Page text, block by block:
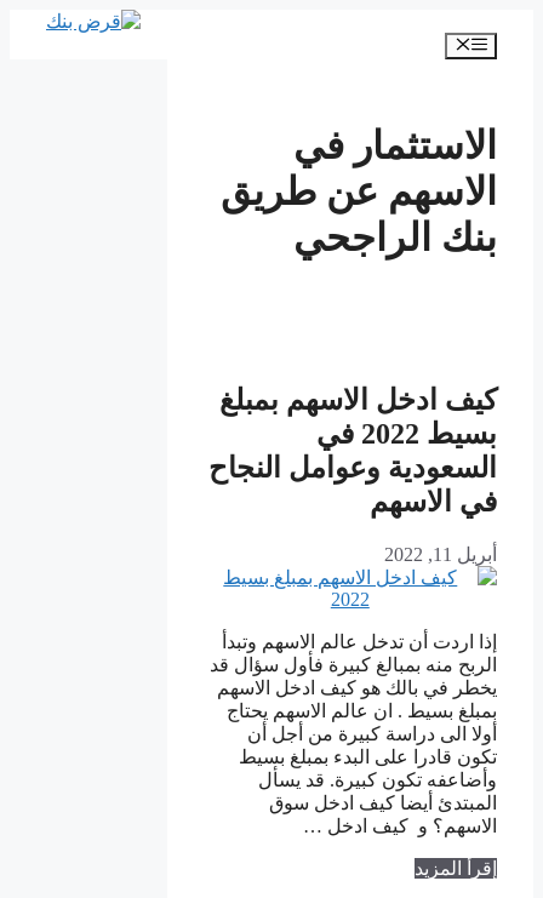
المحتوى
القائمة
الاستثمار في
الاسهم عن طريق
بنك الراجحي
كيف ادخل الاسهم بمبلغ
بسيط 2022 في
السعودية وعوامل النجاح
في الاسهم
أبريل 11, 2022
إذا اردت أن تدخل عالم الاسهم وتبدأ
الربح منه بمبالغ كبيرة فأول سؤال قد
يخطر في بالك هو كيف ادخل الاسهم
بمبلغ بسيط . ان عالم الاسهم يحتاج
أولا الى دراسة كبيرة من أجل أن
تكون قادرا على البدء بمبلغ بسيط
وأضاعفه تكون كبيرة. قد يسأل
المبتدئ أيضا كيف ادخل سوق
الاسهم؟ و كيف ادخل …
إقرأ المزيد